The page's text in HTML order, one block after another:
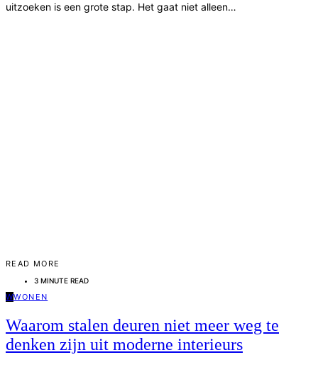
uitzoeken is een grote stap. Het gaat niet alleen…
READ MORE
3 MINUTE READ
WWONEN
Waarom stalen deuren niet meer weg te
denken zijn uit moderne interieurs